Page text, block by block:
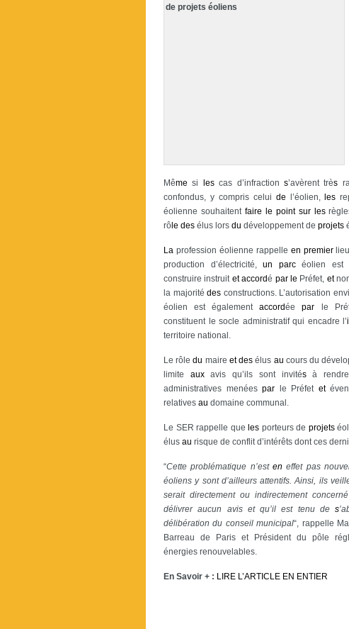
Même si lescas d’infractions’avèrent très
confondus, y compris celui de l’éolien, les
éolienne souhaitent faire le point sur les
rô le des élus lors du développement de projets
La profession éolienne rappelle en premier
production d’électricité, un parcéolien est
construire instruit et accordé par le Préfet, et
la majorité des constructions. L’autorisation
éolien est égalementaccordéepar le
constituent le socle administratif qui encadre l’
territoire national.
Le rôledu maire et des élus au cours du
limite auxavis qu’ils sont invitésà
administratives menées par le Préfet et
relatives au domaine communal.
Le SER rappelle que les porteurs de projets
élus au risque de conflit d’intérêts dont ces
“Cette problématique n’esten effet pas
éoliens y sont d’ailleurs attentifs. Ainsi, ils
serait directement ou indirectement
délivrer aucun avis et qu’il est tenu de s
délibération du conseil municipal“, rappelle
Barreau de Paris et Président du pôle
énergies renouvelables.
En Savoir + : LIRE L’ARTICLE EN ENTIER